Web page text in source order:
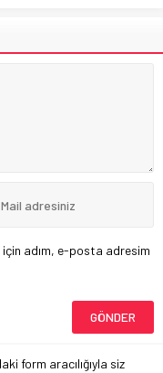
için adım, e-posta adresim
form aracılığıyla siz